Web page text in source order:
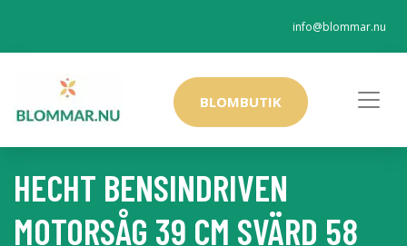
info@blommar.nu
BLOMBUTIK
HECHT BENSINDRIVEN
MOTORSÅG 39 CM SVÄRD 58